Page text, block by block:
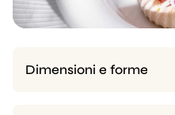
Dimensioni e forme